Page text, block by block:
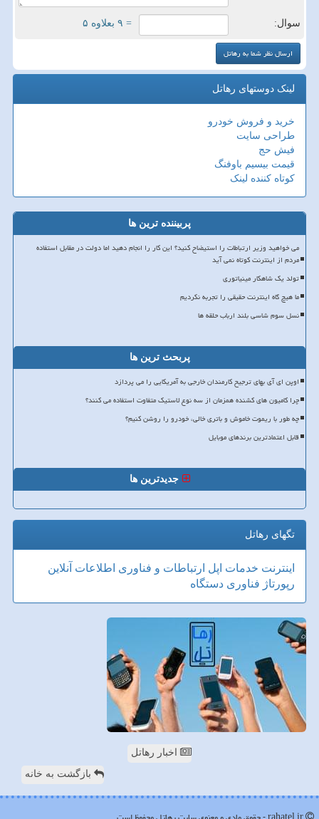
سوال: = ۹ بعلاوه ۵
لینک دوستهای رهاتل
خرید و فروش خودرو
طراحی سایت
فیش حج
قیمت بیسیم باوفنگ
کوتاه کننده لینک
پربیننده ترین ها
می خواهید وزیر ارتباطات را استیضاح کنید؟ این کار را انجام دهید اما دولت در مقابل استفاده
مردم از اینترنت کوتاه نمی آید
تولد یک شاهکار مینیاتوری
ما هیچ گاه اینترنت حقیقی را تجربه نکردیم
نسل سوم شاسی بلند ارباب حلقه ها
پربحث ترین ها
اوپن ای آی بهای ترجیح کارمندان خارجی به آمریکایی را می پردازد
چرا کامیون های کشنده همزمان از سه نوع لاستیک متفاوت استفاده می کنند؟
چه طور با ریموت خاموش و باتری خالی، خودرو را روشن کنیم؟
قابل اعتمادترین برندهای موبایل
جدیدترین ها
تگهای رهاتل
اینترنت خدمات اپل ارتباطات و فناوری اطلاعات آنلاین
رپورتاژ فناوری دستگاه
اخبار رهاتل
بازگشت به خانه